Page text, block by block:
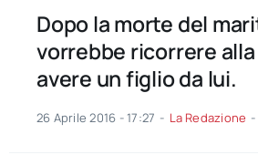
Dopo la morte del
vorrebbe ricorrere alla
avere un figlio da lui.
26 Aprile 2016 - 17:27 - La Redazione -